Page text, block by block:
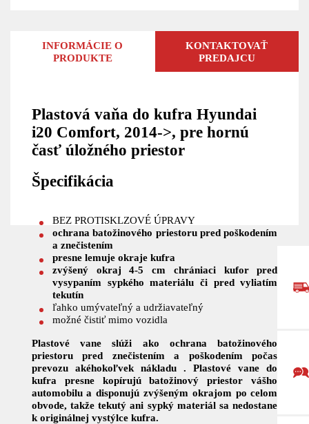
INFORMÁCIE O
PRODUKTE
KONTAKTOVAŤ
PREDAJCU
Plastová vaňa do kufra Hyundai
i20 Comfort, 2014->, pre hornú
časť úložného priestor
Špecifikácia
BEZ PROTISKLZOVÉ ÚPRAVY
ochrana batožinového priestoru pred poškodením
a znečistením
presne lemuje okraje kufra
zvýšený okraj 4-5 cm chrániaci kufor pred
vysypaním sypkého materiálu či pred vyliatím
tekutín
ľahko umývateľný a udržiavateľný
možné čistiť mimo vozidla
Plastové vane slúži ako ochrana batožinového
priestoru pred znečistením a poškodením počas
prevozu akéhokoľvek nákladu . Plastové vane do
kufra presne kopírujú batožinový priestor vášho
automobilu adisponujú zvýšeným okrajom po celom
obvode, takže tekutý ani sypký materiál sa nedostane
k originálnej vystýlce kufra.